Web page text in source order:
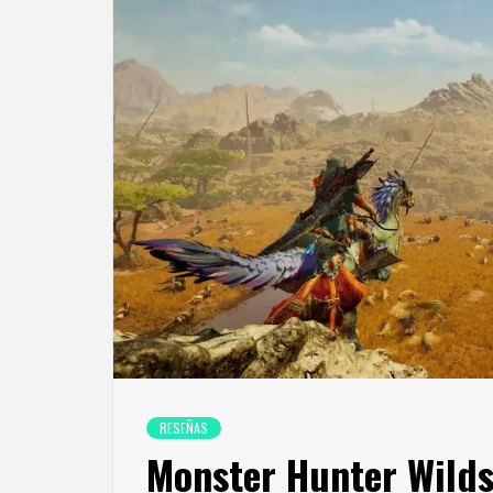
RESEÑAS
Monster Hunter Wilds